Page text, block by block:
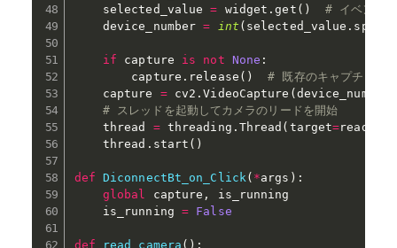
    selected_value
= widget .get ( )
# イベント
    device_number
= int ( selected_value . split
if capture is not None :
        capture
. release ( )
# 既存のキャプチャが
    capture
= cv2 .VideoCapture ( device_number
# スレッドを起動してカメラのリードを開始
    thread
= threading . Thread ( target=
    thread
. start ( )
def DiconnectBt_on_Click ( *args ) :
global
capture ,
is_running
    is_running
= False
def read_camera ( ) :